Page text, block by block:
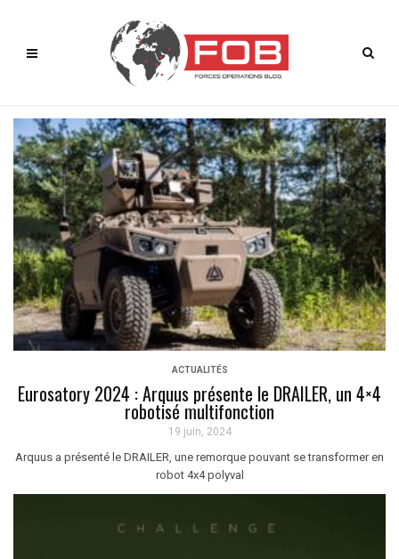
ACTUALITÉS
Eurosatory 2024 : Arquus présente le DRAILER, un 4×4
robotisé multifonction
19 juin, 2024
Arquus a présenté le DRAILER, une remorque pouvant se transformer en
robot 4x4 polyval